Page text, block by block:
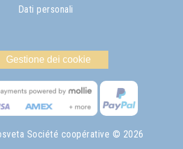
Dati personali
Gestione dei cookie
Société coopérative © 2026